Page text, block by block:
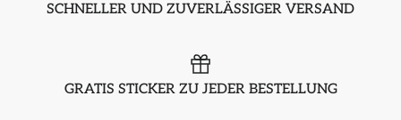
SCHNELLER UND ZUVERLÄSSIGER VERSAND
GRATIS STICKER ZU JEDER BESTELLUNG